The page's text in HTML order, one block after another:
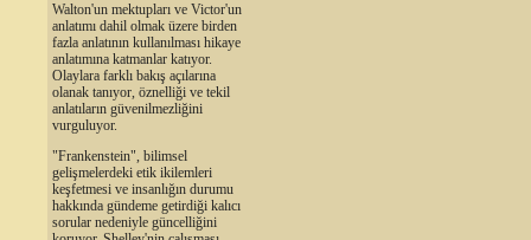
Walton'un mektupları ve Victor'un
anlatımı dahil olmak üzere birden
fazla anlatının kullanılması hikaye
anlatımına katmanlar katıyor.
Olaylara farklı bakış açılarına
olanak tanıyor, öznelliği ve tekil
anlatıların güvenilmezliğini
vurguluyor.
"Frankenstein", bilimsel
gelişmelerdeki etik ikilemleri
keşfetmesi ve insanlığın durumu
hakkında gündeme getirdiği kalıcı
sorular nedeniyle güncelliğini